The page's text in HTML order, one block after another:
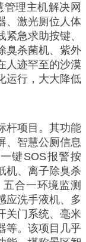
理主机解决网
、激光厕位人体
急求助按键、
臭杀菌机、紫外
人迹罕至的沙漠
运行，大大降低
杆项目。其功能
、智慧公厕信息
键SOS报警按
机、离子除臭杀
合一环境监测
应洗手液机、多
关门系统、毫米
等。该项目几乎